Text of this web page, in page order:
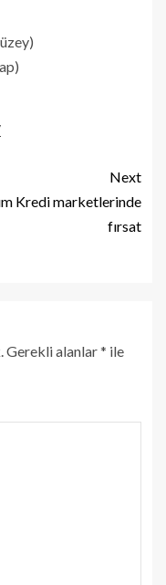
Next
Kredi marketlerinde
fırsat
Gerekli alanlar* ile